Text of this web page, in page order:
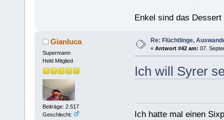
Enkel sind das Dessert
Gianluca
Supermann
Held Mitglied
Beiträge: 2.517
Geschlecht:
Re: Flüchtlinge,
« Antwort #42 am: 07.
Ich will Syrer
Ich hatte mal einen